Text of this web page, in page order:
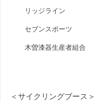
リッジライン
セブンスポーツ
木曽漆器生産者組合
＜サイクリングブース＞